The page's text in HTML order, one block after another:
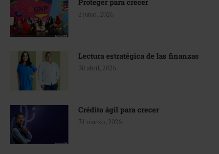
Proteger para crecer
2 junio, 2026
Lectura estratégica de las finanzas
30 abril, 2026
Crédito ágil para crecer
31 marzo, 2026